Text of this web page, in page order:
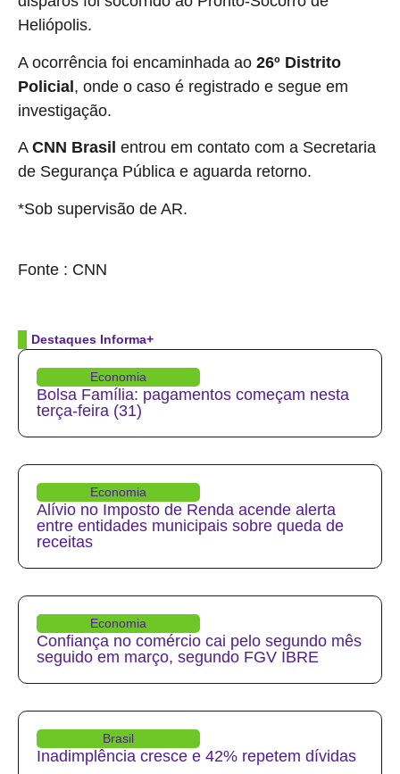
Heliópolis.
A ocorrência foi encaminhada ao 26º Distrito
Policial, onde o caso é registrado e segue em
investigação.
A CNN Brasil entrou em contato com a Secretaria
de Segurança Pública e aguarda retorno.
*Sob supervisão de AR.
Fonte : CNN
Destaques Informa+
Economia
Bolsa Família: pagamentos começam nesta
terça-feira (31)
Economia
Alívio no Imposto de Renda acende alerta
entre entidades municipais sobre queda de
receitas
Economia
Confiança no comércio cai pelo segundo mês
seguido em março, segundo FGV IBRE
Brasil
Inadimplência cresce e 42% repetem dívidas